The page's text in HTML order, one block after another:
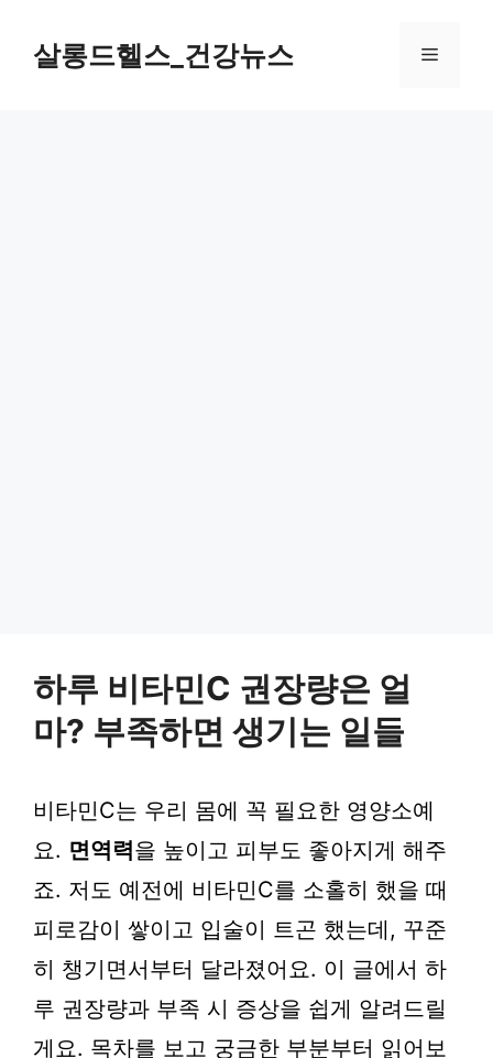
살롱드헬스_건강뉴스 메
하루 비타민C 권장량은 얼
마? 부족하면 생기는 일들
비타민C는 우리 몸에 꼭 필요한 영양소예
요. 면역력을 높이고 피부도 좋아지게 해주
죠. 저도 예전에 비타민C를 소홀히 했을 때
피로감이 쌓이고 입술이 트곤 했는데, 꾸준
히 챙기면서부터 달라졌어요. 이 글에서 하
루 권장량과 부족 시 증상을 쉽게 알려드릴
게요. 목차를 보고 궁금한 부분부터 읽어보